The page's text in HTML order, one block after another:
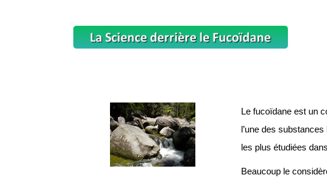
Le fucoïdane est un
l’une des
les plus étudiées
Beaucoup le